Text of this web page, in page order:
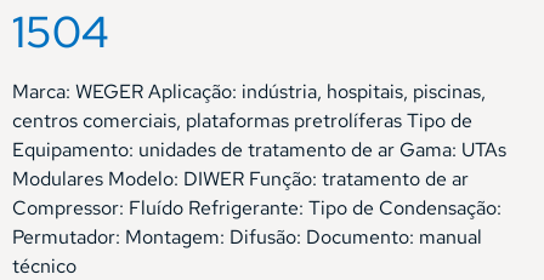
1504
Marca: WEGER Aplicação: indústria, hospitais, piscinas,
centros comerciais, plataformas pretrolíferas Tipo de
Equipamento: unidades de tratamento de ar Gama: UTAs
Modulares Modelo: DIWER Função: tratamento de ar
Compressor: Fluído Refrigerante: Tipo de Condensação:
Permutador: Montagem: Difusão: Documento: manual
técnico